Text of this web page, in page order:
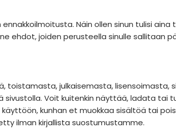
Näin ollen sinun tulisi aina
ehdot, joiden perusteella sinulle sallitaan
toistamasta, julkaisemasta, lisensoimasta,
Voit kuitenkin näyttää, ladata tai
kunhan et muokkaa sisältöä tai
ilman kirjallista suostumustamme.